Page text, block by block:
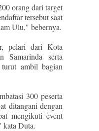
orang dari target
tersebut saat
Ulu," bebernya.
pelari dari Kota
Samarinda serta
ambil bagian
300 peserta
ditangani dengan
mengikuti event
kata Duta.